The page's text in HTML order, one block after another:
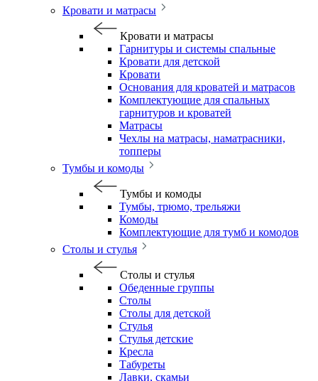
Кровати и матрасы
Кровати и матрасы
Гарнитуры и системы спальные
Кровати для детской
Кровати
Основания для кроватей и матрасов
Комплектующие для спальных
гарнитуров и кроватей
Матрасы
Чехлы на матрасы, наматрасники,
топперы
Тумбы и комоды
Тумбы и комоды
Тумбы, трюмо, трельяжи
Комоды
Комплектующие для тумб и комодов
Столы и стулья
Столы и стулья
Обеденные группы
Столы
Столы для детской
Стулья
Стулья детские
Кресла
Табуреты
Лавки, скамьи